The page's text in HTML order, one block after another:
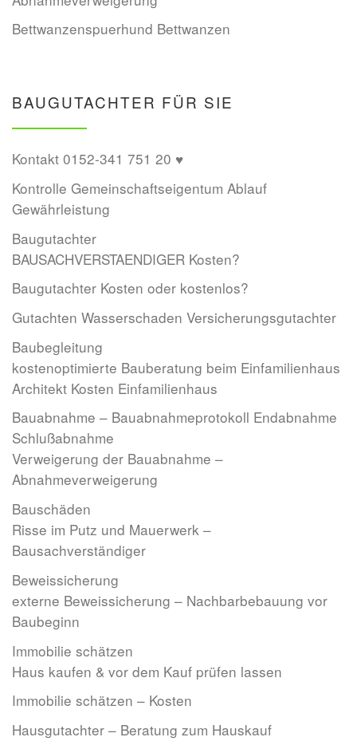
Bettwanzenspuerhund Bettwanzen
BAUGUTACHTER FÜR SIE
Kontakt 0152-341 751 20 ♥
Kontrolle Gemeinschaftseigentum Ablauf
Gewährleistung
Baugutachter
BAUSACHVERSTAENDIGER Kosten?
Baugutachter Kosten oder kostenlos?
Gutachten Wasserschaden Versicherungsgutachter
Baubegleitung
kostenoptimierte Bauberatung beim Einfamilienhaus
Architekt Kosten Einfamilienhaus
Bauabnahme – Bauabnahmeprotokoll Endabnahme
Schlußabnahme
Verweigerung der Bauabnahme –
Abnahmeverweigerung
Bauschäden
Risse im Putz und Mauerwerk –
Bausachverständiger
Beweissicherung
externe Beweissicherung – Nachbarbebauung vor
Baubeginn
Immobilie schätzen
Haus kaufen & vor dem Kauf prüfen lassen
Immobilie schätzen – Kosten
Hausgutachter – Beratung zum Hauskauf